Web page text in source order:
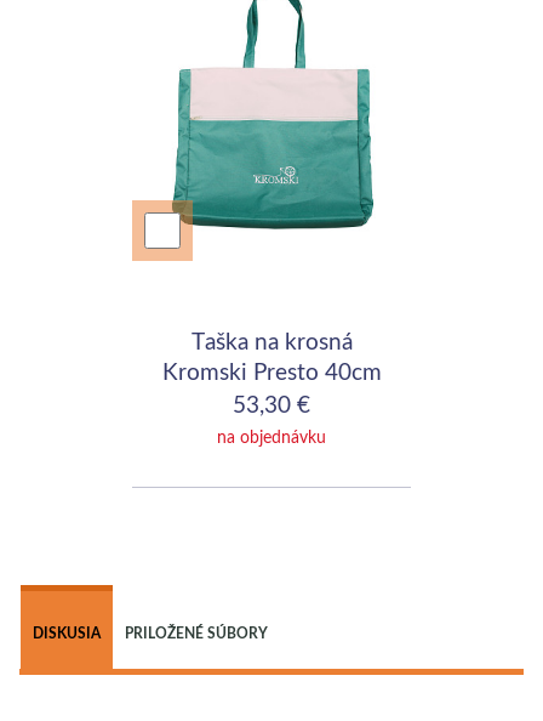
Taška na krosná
Kromski Presto 40cm
(16")
53,30 €
na objednávku
DISKUSIA PRILOŽENÉ SÚBORY